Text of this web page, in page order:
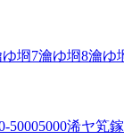
埛7瀹ゆ埛8瀹ゆ
50005000浠ヤ笂